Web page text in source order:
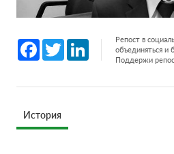
Facebook
Twitter LinkedInРепост в
объединяться и
Поддержи
История